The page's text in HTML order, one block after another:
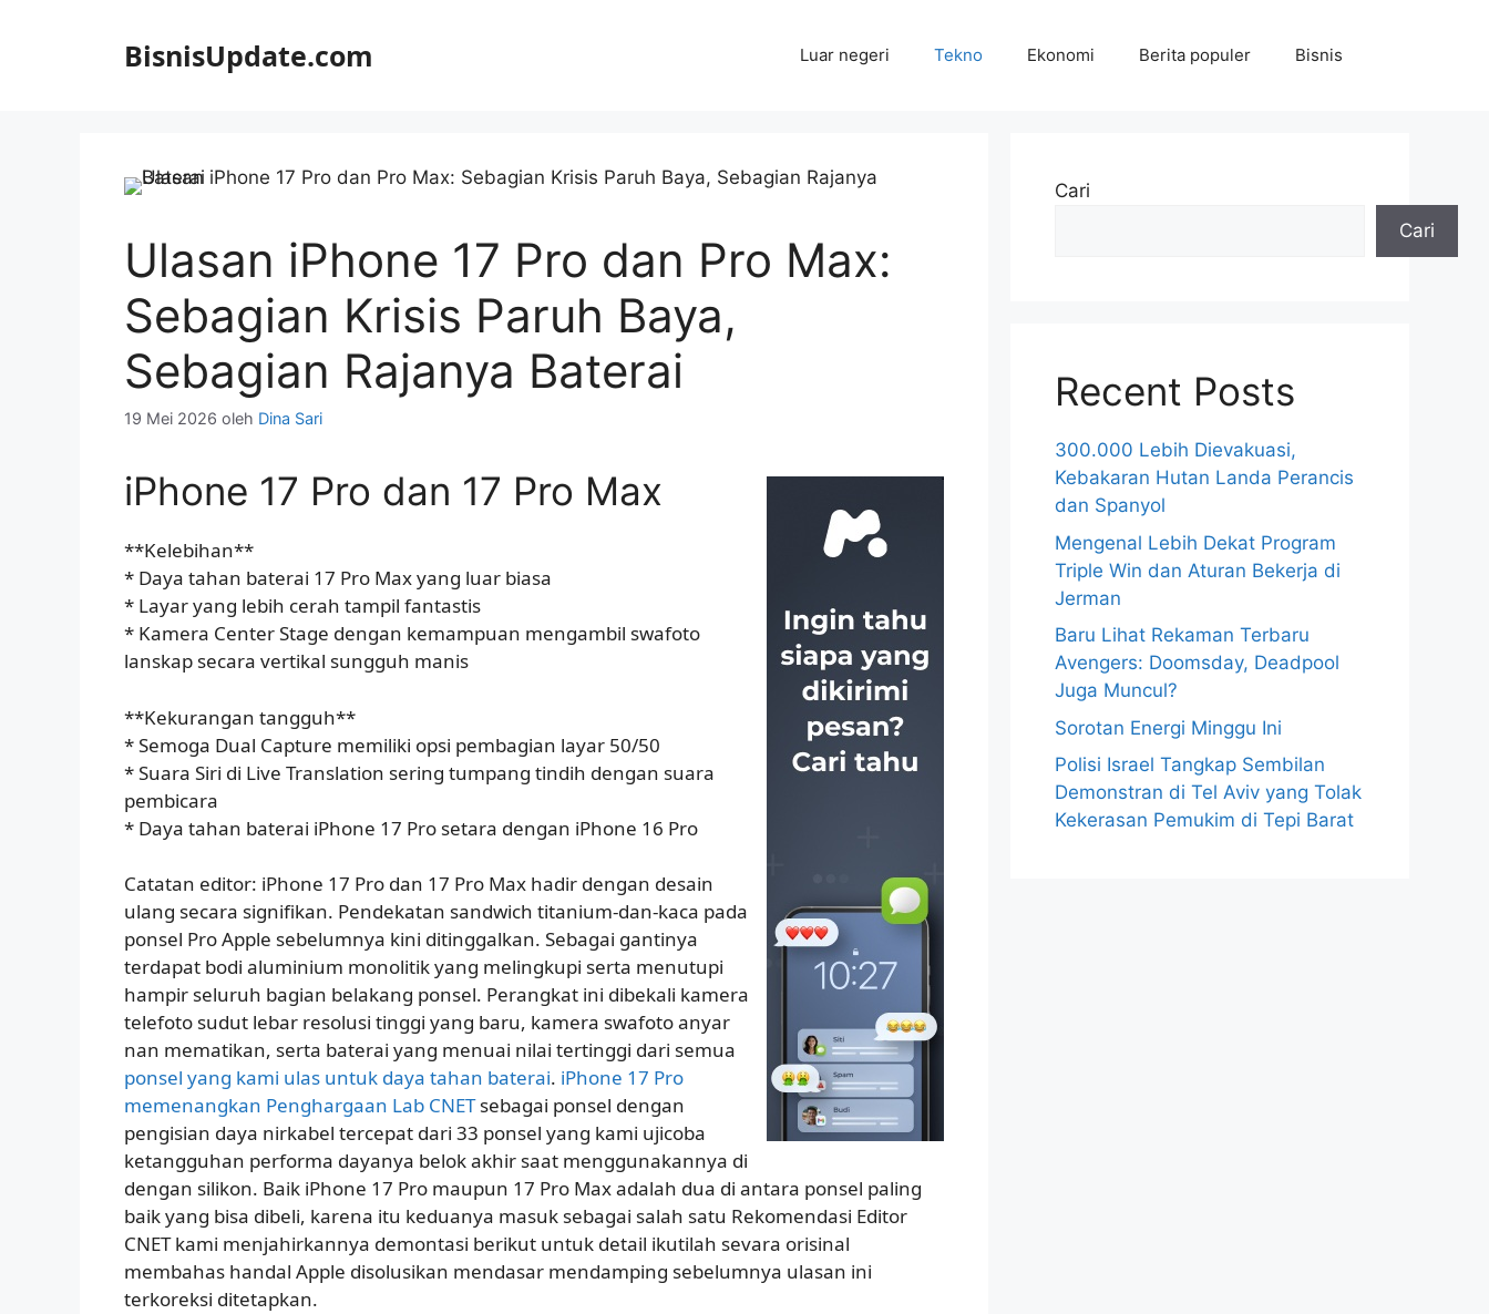
BisnisUpdate.com Luar negeri Tekno Ekonomi Berita populer Bisnis
Ulasan iPhone 17 Pro dan Pro Max:
Sebagian Krisis Paruh Baya,
Sebagian Rajanya Baterai
19 Mei 2026 oleh Dina Sari
iPhone 17 Pro dan 17 Pro Max
**Kelebihan**
* Daya tahan baterai 17 Pro Max yang luar biasa
* Layar yang lebih cerah tampil fantastis
* Kamera Center Stage dengan kemampuan mengambil swafoto
lanskap secara vertikal sungguh manis
**Kekurangan tangguh**
* Semoga Dual Capture memiliki opsi pembagian layar 50/50
* Suara Siri di Live Translation sering tumpang tindih dengan suara
pembicara
* Daya tahan baterai iPhone 17 Pro setara dengan iPhone 16 Pro
Catatan editor: iPhone 17 Pro dan 17 Pro Max hadir dengan desain
ulang secara signifikan. Pendekatan sandwich titanium-dan-kaca pada
ponsel Pro Apple sebelumnya kini ditinggalkan. Sebagai gantinya
terdapat bodi aluminium monolitik yang melingkupi serta menutupi
hampir seluruh bagian belakang ponsel. Perangkat ini dibekali kamera
telefoto sudut lebar resolusi tinggi yang baru, kamera swafoto anyar
nan mematikan, serta baterai yang menuai nilai tertinggi dari semua
ponsel yang kami ulas untuk daya tahan baterai. iPhone 17 Pro
memenangkan Penghargaan Lab CNETsebagai ponsel dengan
pengisian daya nirkabel tercepat dari 33 ponsel yang kami ujicoba
ketangguhan performa dayanya belok akhir saat menggunakannya di
dengan silikon. Baik iPhone 17 Pro maupun 17 Pro Max adalah dua di antara ponsel paling
baik yang bisa dibeli, karena itu keduanya masuk sebagai salah satu Rekomendasi Editor
CNET kami menjahirkannya demontasi berikut untuk detail ikutilah sevara orisinal
membahas handal Apple disolusikan mendasar mendamping sebelumnya ulasan ini
terkoreksi ditetapkan.
Cari
Cari
Recent Posts
300.000 Lebih Dievakuasi,
Kebakaran Hutan Landa Perancis
dan Spanyol
Mengenal Lebih Dekat Program
Triple Win dan Aturan Bekerja di
Jerman
Baru Lihat Rekaman Terbaru
Avengers: Doomsday, Deadpool
Juga Muncul?
Sorotan Energi Minggu Ini
Polisi Israel Tangkap Sembilan
Demonstran di Tel Aviv yang Tolak
Kekerasan Pemukim di Tepi Barat